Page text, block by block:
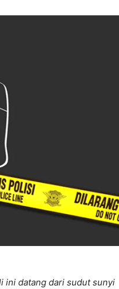
ini datang dari sudut sunyi